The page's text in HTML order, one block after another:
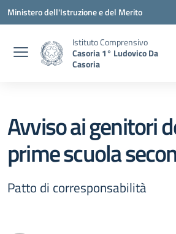
Vai ai contenuti
Vai al menu di navigazione
Vai al footer
Ministero dell'Istruzione e del Merito
Istituto Comprensivo
Casoria 1° Ludovico Da
Casoria
Avviso ai genitori
prime scuola
Patto di corresponsabilità